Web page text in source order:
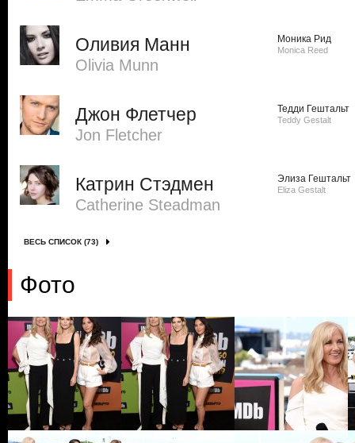
Оливия Манн
Olivia Munn
Моника Рид
Monica Reed
Джон Флетчер
Jon Fletcher
Тедди Гештальт
Teddy Gestalt
Катрин Стэдмен
Catherine Steadman
Элиза Гештальт
Eliza Gestalt
ВЕСЬ СПИСОК (73)
Фото